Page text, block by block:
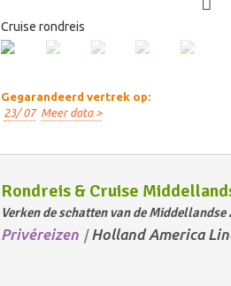
Cruise rondreis
Gegarandeerd vertrek op:
23/ 07 Meer data >
Rondreis & Cruise
Verken de schatten van de Middellandse
Privéreizen / Holland America